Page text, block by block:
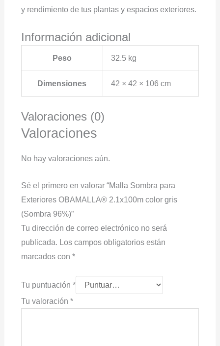
y rendimiento de tus plantas y espacios exteriores.
Información adicional
Peso 32.5 kg
Dimensiones 42 × 42 × 106 cm
Valoraciones (0)
Valoraciones
No hay valoraciones aún.
Sé el primero en valorar “Malla Sombra para
Exteriores OBAMALLA® 2.1x100m color gris
(Sombra 96%)”
Tu dirección de correo electrónico no será
publicada. Los campos obligatorios están
marcados con *
Tu puntuación *
Tu valoración *